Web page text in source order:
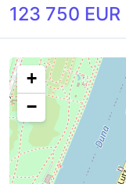
123 750 EUR
+
−